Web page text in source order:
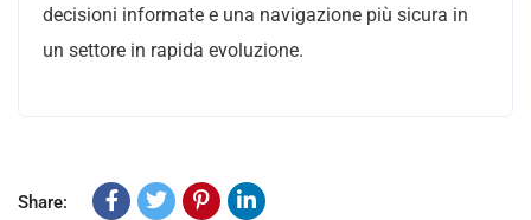
decisioni informate e una navigazione più sicura in
un settore in rapida evoluzione.
Share: